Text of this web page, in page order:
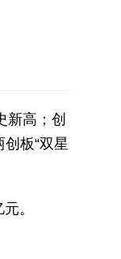
新高；创
板“双星
。